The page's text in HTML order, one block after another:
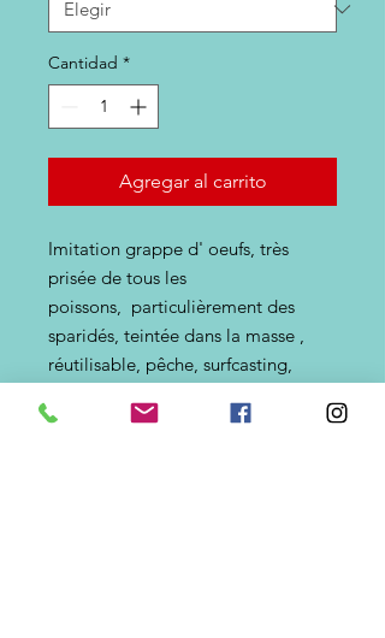
Cantidad *
Agregar al carrito
Imitation grappe d' oeufs, très
prisée de tous les
poissons, particulièrement des
sparidés, teintée dans la masse ,
réutilisable, pêche, surfcasting,
passée à l'hameçon, Très résistante,